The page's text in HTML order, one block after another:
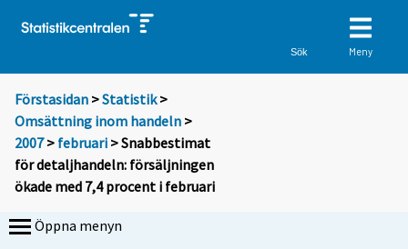
Sök Meny
Förstasidan >Statistik >
Omsättning inom handeln >
2007> februari > Snabbestimat
för detaljhandeln: försäljningen
ökade med 7,4 procent i februari
Öppna menyn